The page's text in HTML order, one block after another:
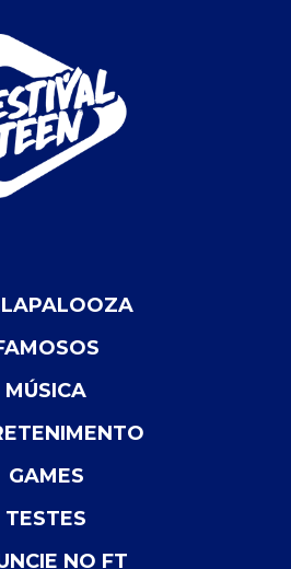
MÚSICA
GAMES
TESTES
NO FT